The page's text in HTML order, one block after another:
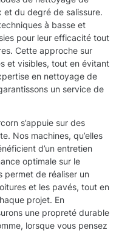
du degré de salissure.
à basse et
pour leur efficacité tout
Cette approche sur
et visibles, tout en évitant
en nettoyage de
un service de
s’appuie sur des
Nos machines, qu’elles
d’un entretien
optimale sur le
permet de réaliser un
et les pavés, tout en
projet. En
une propreté durable
lorsque vous pensez